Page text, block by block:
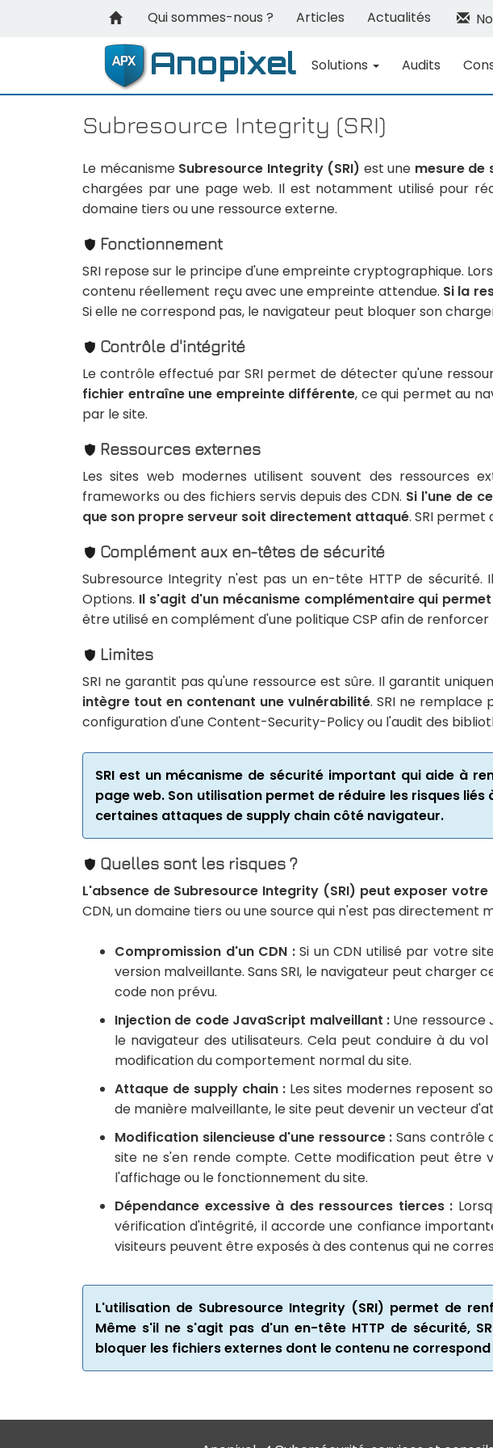
Qui sommes-nous ? Articles Actualités
Solutions Audits
Subresource Integrity (SRI)
Le mécanisme Subresource Integrity (SRI) est une mesure de
chargées par une page web. Il est notamment utilisé pour
domaine tiers ou une ressource externe.
Fonctionnement
SRI repose sur le principe d'une empreinte cryptographique.
contenu réellement reçu avec une empreinte attendue. Si la
Si elle ne correspond pas, le navigateur peut bloquer son
Contrôle d'intégrité
Le contrôle effectué par SRI permet de détecter qu'une
fichier entraîne une empreinte différente, ce qui permet au
par le site.
Ressources externes
Les sites web modernes utilisent souvent des ressources
frameworks ou des fichiers servis depuis des CDN. Si l'une de
que son propre serveur soit directement attaqué. SRI
Complément aux en-têtes de sécurité
Subresource Integrity n'est pas un en-tête HTTP de
Options. Il s'agit d'un mécanisme complémentaire qui
être utilisé en complément d'une politique CSP afin de
Limites
SRI ne garantit pas qu'une ressource est sûre. Il garantit
intègre tout en contenant une vulnérabilité. SRI ne remplace
configuration d'une Content-Security-Policy ou l'audit des
SRI est un mécanisme de sécurité important qui aide à
page web. Son utilisation permet de réduire les risques
certaines attaques de supply chain côté navigateur.
Quelles sont les risques ?
L'absence de Subresource Integrity (SRI) peut exposer
CDN, un domaine tiers ou une source qui n'est pas directement
Compromission d'un CDN :Si un CDN utilisé par votre
version malveillante. Sans SRI, le navigateur peut
code non prévu.
Injection de code JavaScript malveillant : Une
le navigateur des utilisateurs. Cela peut conduire à du
modification du comportement normal du site.
Attaque de supply chain :Les sites modernes reposent
de manière malveillante, le site peut devenir un vecteur
Modification silencieuse d'une ressource : Sans contrôle
site ne s'en rende compte. Cette modification peut être
l'affichage ou le fonctionnement du site.
Dépendance excessive à des ressources tierces :
vérification d'intégrité, il accorde une confiance
visiteurs peuvent être exposés à des contenus qui ne
L'utilisation de Subresource Integrity (SRI) permet de
Même s'il ne s'agit pas d'un en-tête HTTP de sécurité,
bloquer les fichiers externes dont le contenu ne